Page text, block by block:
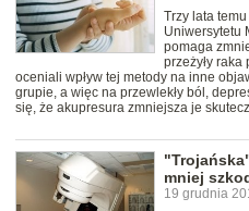
Trzy lata
Uniwersytetu
pomaga
przeżyły raka
oceniali wpływ tej metody na inne
grupie, a więc na przewlekły ból,
się, że akupresura zmniejsza je
mniej
19 grudnia